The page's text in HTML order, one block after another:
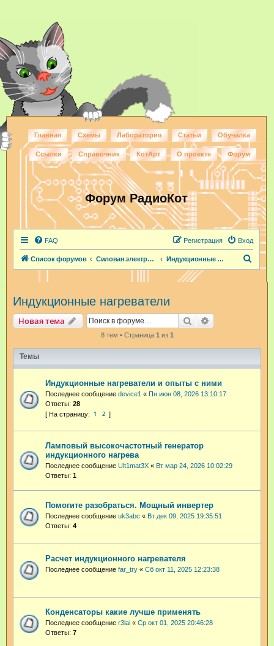
Главная Схемы Лаборатория Статьи Обучалка
Ссылки Справочник КотАрт О проекте Форум
Форум РадиоКот
FAQ Вход
Регистрация
Список форумов Силовая электроника Индукционные нагреватели
Индукционные нагреватели
Новая тема Поиск
8 тем • Страница 1 из 1
Темы
Индукционные нагреватели и опыты с ними
Последнее сообщение device1 « Пн июн 08, 2026 13:10:17
Ответы: 28
1 2
Ламповый высокочастотный генератор
индукционного нагрева
Последнее сообщение Ult1mat3X « Вт мар 24, 2026 10:02:29
Ответы: 1
Помогите разобраться. Мощный инвертер
Последнее сообщение uk3abc « Вт дек 09, 2025 19:35:51
Ответы: 4
Расчет индукционного нагревателя
Последнее сообщение far_try « Сб окт 11, 2025 12:23:38
Конденсаторы какие лучше применять
Последнее сообщение r3lai « Ср окт 01, 2025 20:46:28
Ответы: 7